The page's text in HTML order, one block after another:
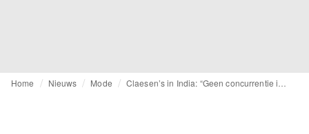
Home Nieuws Mode